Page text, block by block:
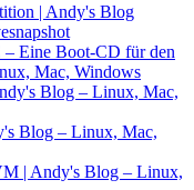
| Andy's Blog
Eine Boot-CD für den
Mac, Windows
Blog – Linux, Mac,
Blog – Linux, Mac,
| Andy's Blog – Linux,